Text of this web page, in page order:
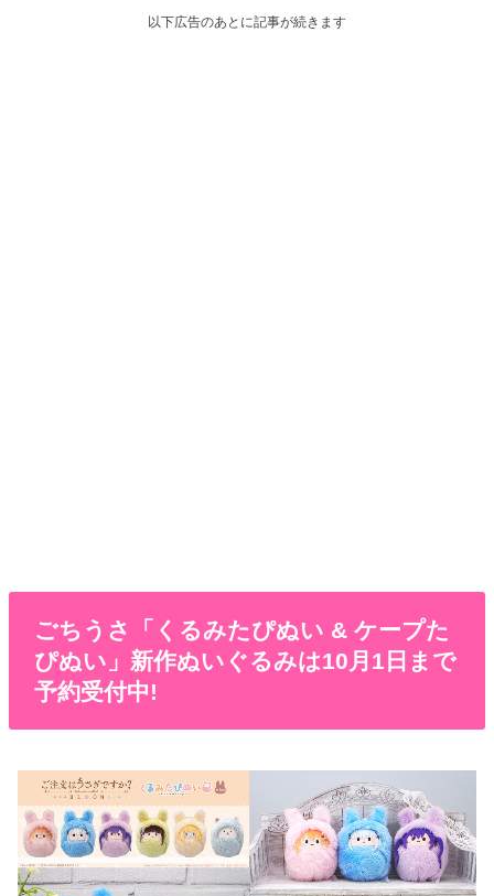
以下広告のあとに記事が続きます
ごちうさ「くるみたぴぬい & ケープた
ぴぬい」新作ぬいぐるみは10月1日まで
予約受付中!